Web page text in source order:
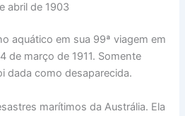
abril de 1903
aquático em sua 99ª viagem em
de março de 1911. Somente
dada como desaparecida.
marítimos da Austrália. Ela